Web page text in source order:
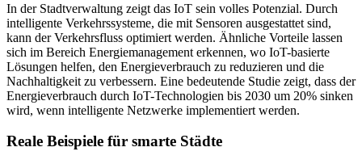
In der Stadtverwaltung zeigt das IoT sein volles Potenzial. Durch
intelligente Verkehrssysteme, die mit Sensoren ausgestattet sind,
kann der Verkehrsfluss optimiert werden. Ähnliche Vorteile lassen
sich im Bereich Energiemanagement erkennen, wo IoT-basierte
Lösungen helfen, den Energieverbrauch zu reduzieren und die
Nachhaltigkeit zu verbessern. Eine bedeutende Studie zeigt, dass der
Energieverbrauch durch IoT-Technologien bis 2030 um 20% sinken
wird, wenn intelligente Netzwerke implementiert werden.
Reale Beispiele für smarte Städte